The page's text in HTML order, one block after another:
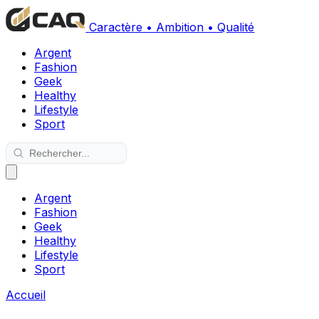
Caractère • Ambition • Qualité
Argent
Fashion
Geek
Healthy
Lifestyle
Sport
Argent
Fashion
Geek
Healthy
Lifestyle
Sport
Accueil